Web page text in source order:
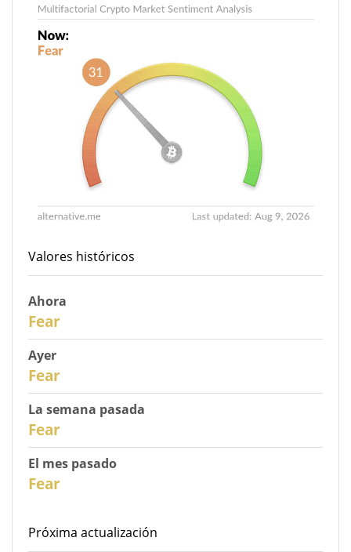
Valores históricos
Ahora
Fear
Ayer
Fear
La semana pasada
Fear
El mes pasado
Fear
Próxima actualización